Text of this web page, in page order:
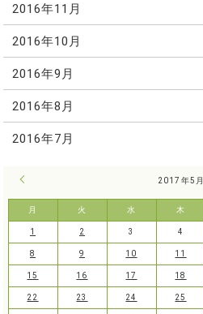
2016年11月
2016年10月
2016年9月
2016年8月
2016年7月
2017年5月
月 火 水 木
1 2 3 4
8 9 10 11
15 16 17 18
22 23 24 25